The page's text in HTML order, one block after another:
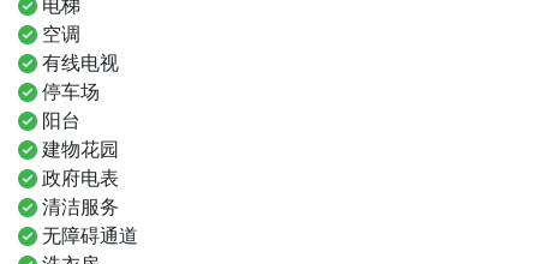
空调
有线电视
停车场
阳台
建物花园
政府电表
清洁服务
无障碍通道